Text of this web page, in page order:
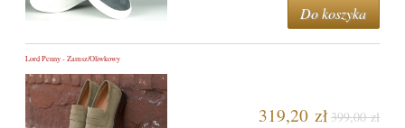
Do koszyka
Lord Penny - Zamsz/Oliwkowy
319,20 zł 399,00 zł